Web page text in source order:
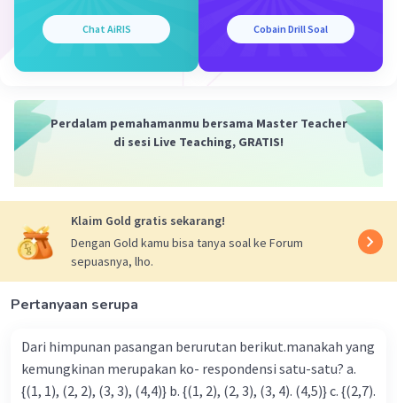
Chat AiRIS Cobain Drill Soal
Perdalam pemahamanmu bersama Master Teacher
di sesi Live Teaching, GRATIS!
Klaim Gold gratis sekarang!
Dengan Gold kamu bisa tanya soal ke Forum
sepuasnya, lho.
Pertanyaan serupa
Dari himpunan pasangan berurutan berikut.manakah yang
kemungkinan merupakan ko- respondensi satu-satu? a.
{(1, 1), (2, 2), (3, 3), (4,4)} b. {(1, 2), (2, 3), (3, 4). (4,5)} c. {(2,7).